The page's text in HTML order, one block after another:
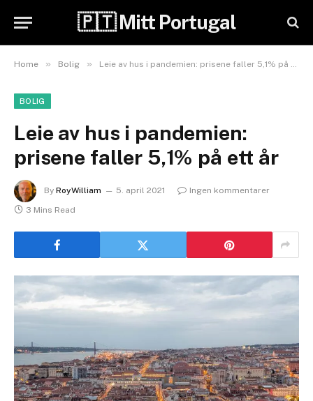
🇵🇹 Mitt Portugal
Home » Bolig » Leie av hus i pandemien: prisene faller 5,1% på ett år
BOLIG
Leie av hus i pandemien:
prisene faller 5,1% på ett år
By RoyWilliam 5. april 2021
Ingen kommentarer
3 Mins Read